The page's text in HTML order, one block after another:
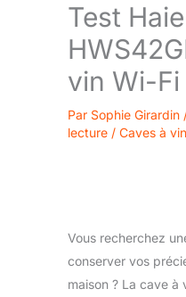
Test
vin Wi-
Par Sophie Girardin
lecture / Caves à vin
Vous recherchez
conserver vos
maison ? La cave à